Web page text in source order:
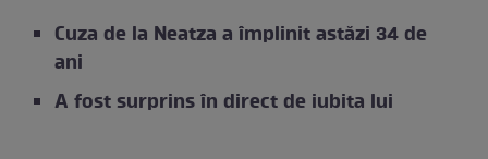
Cuza de la Neatza a împlinit astăzi 34 de
ani
A fost surprins în direct de iubita lui